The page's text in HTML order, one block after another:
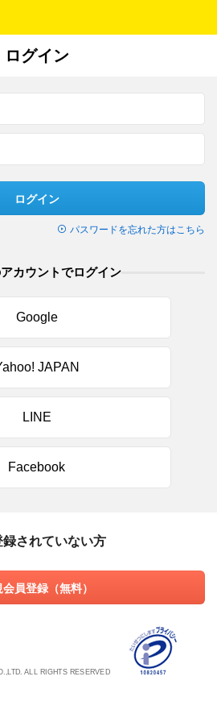
ログイン
ログイン
パスワードを忘れた方はこちら
カウントでログイン
Google
JAPAN
LINE
Facebook
録されていない方
会員登録（無料）
ALL RIGHTS RESERVED